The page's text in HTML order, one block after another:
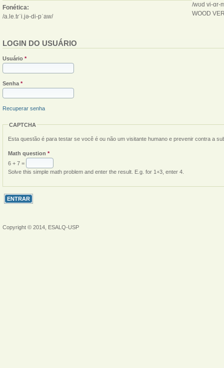
Fonética:
/a.le.tɾˈi.jə-di-pˈaw/
/wʊd vi-ɑr-
WOOD
LOGIN DO USUÁRIO
Usuário *
Senha *
Recuperar senha
CAPTCHA
Esta questão é para testar se você é ou não um visitante humano e prevenir contra a
Math question *
6 + 7 =
Solve this simple math problem and enter the result. E.g. for 1+3, enter 4.
Copyright © 2014, ESALQ-USP